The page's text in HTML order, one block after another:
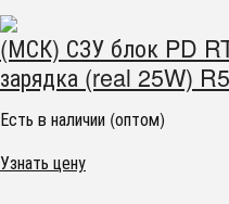
(МСК) СЗУ блок PD
зарядка (real 25W)
Есть в наличии (оптом)
Узнать цену